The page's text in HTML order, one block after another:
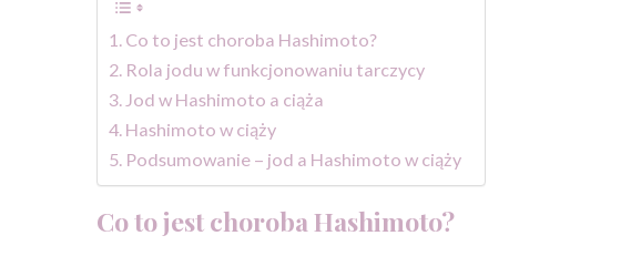
Co to jest choroba Hashimoto?
Rola jodu w funkcjonowaniu tarczycy
Jod w Hashimoto a ciąża
Hashimoto w ciąży
Podsumowanie – jod a Hashimoto w ciąży
Co to jest choroba Hashimoto?